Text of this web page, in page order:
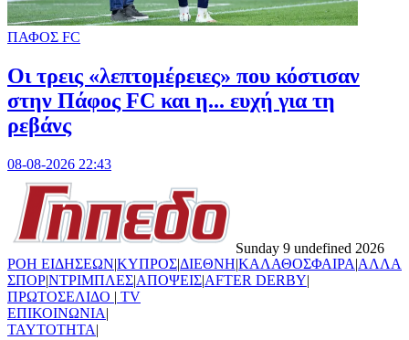
ΠΑΦΟΣ FC
Οι τρεις «λεπτομέρειες» που κόστισαν
στην Πάφος FC και η... ευχή για τη
ρεβάνς
08-08-2026 22:43
Sunday 9 undefined 2026
ΡΟΗ ΕΙΔΗΣΕΩΝ|ΚΥΠΡΟΣ|ΔΙΕΘΝΗ|ΚΑΛΑΘΟΣΦΑΙΡΑ|ΑΛΛΑ
ΣΠΟΡ|ΝΤΡΙΜΠΛΕΣ|ΑΠΟΨΕΙΣ|AFTER DERBY|
ΠΡΩΤΟΣΕΛΙΔΟ | TV
ΕΠΙΚΟΙΝΩΝΙΑ|
TAYTOTHTA|